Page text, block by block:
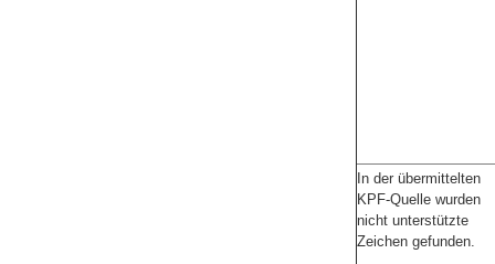
In der übermittelten
KPF-Quelle wurden
nicht unterstützte
Zeichen gefunden.